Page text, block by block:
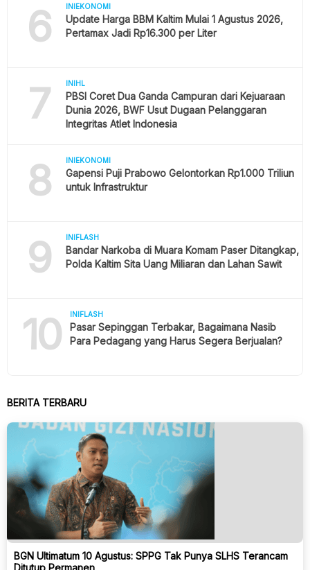
6 INIEKONOMI
Update Harga BBM Kaltim Mulai 1 Agustus 2026,
Pertamax Jadi Rp16.300 per Liter
7 INIHL
PBSI Coret Dua Ganda Campuran dari Kejuaraan
Dunia 2026, BWF Usut Dugaan Pelanggaran
Integritas Atlet Indonesia
8 INIEKONOMI
Gapensi Puji Prabowo Gelontorkan Rp1.000 Triliun
untuk Infrastruktur
9 INIFLASH
Bandar Narkoba di Muara Komam Paser Ditangkap,
Polda Kaltim Sita Uang Miliaran dan Lahan Sawit
10 INIFLASH
Pasar Sepinggan Terbakar, Bagaimana Nasib
Para Pedagang yang Harus Segera Berjualan?
BERITA TERBARU
BGN Ultimatum 10 Agustus: SPPG Tak Punya SLHS Terancam
Ditutup Permanen